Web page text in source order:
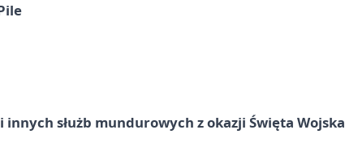
innych służb mundurowych z okazji Święta Wojska